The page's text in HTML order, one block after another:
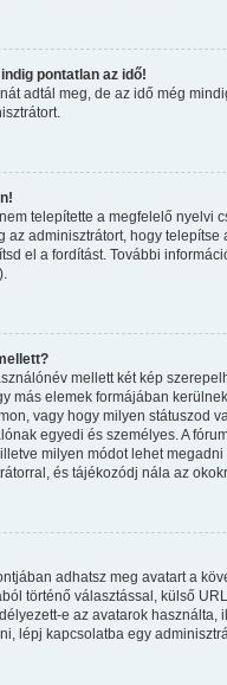
pontatlan az idő!
adtál meg, de az idő még
telepítette a megfelelő nyelvi
az adminisztrátort, hogy
el a fordítást. További
mellett két kép
más elemek formájában
vagy hogy milyen státuszod
egyedi és személyes. A
milyen módot lehet
és tájékozódj nála az
adhatsz meg avatart a
történő választással, külső
e az avatarok
lépj kapcsolatba egy